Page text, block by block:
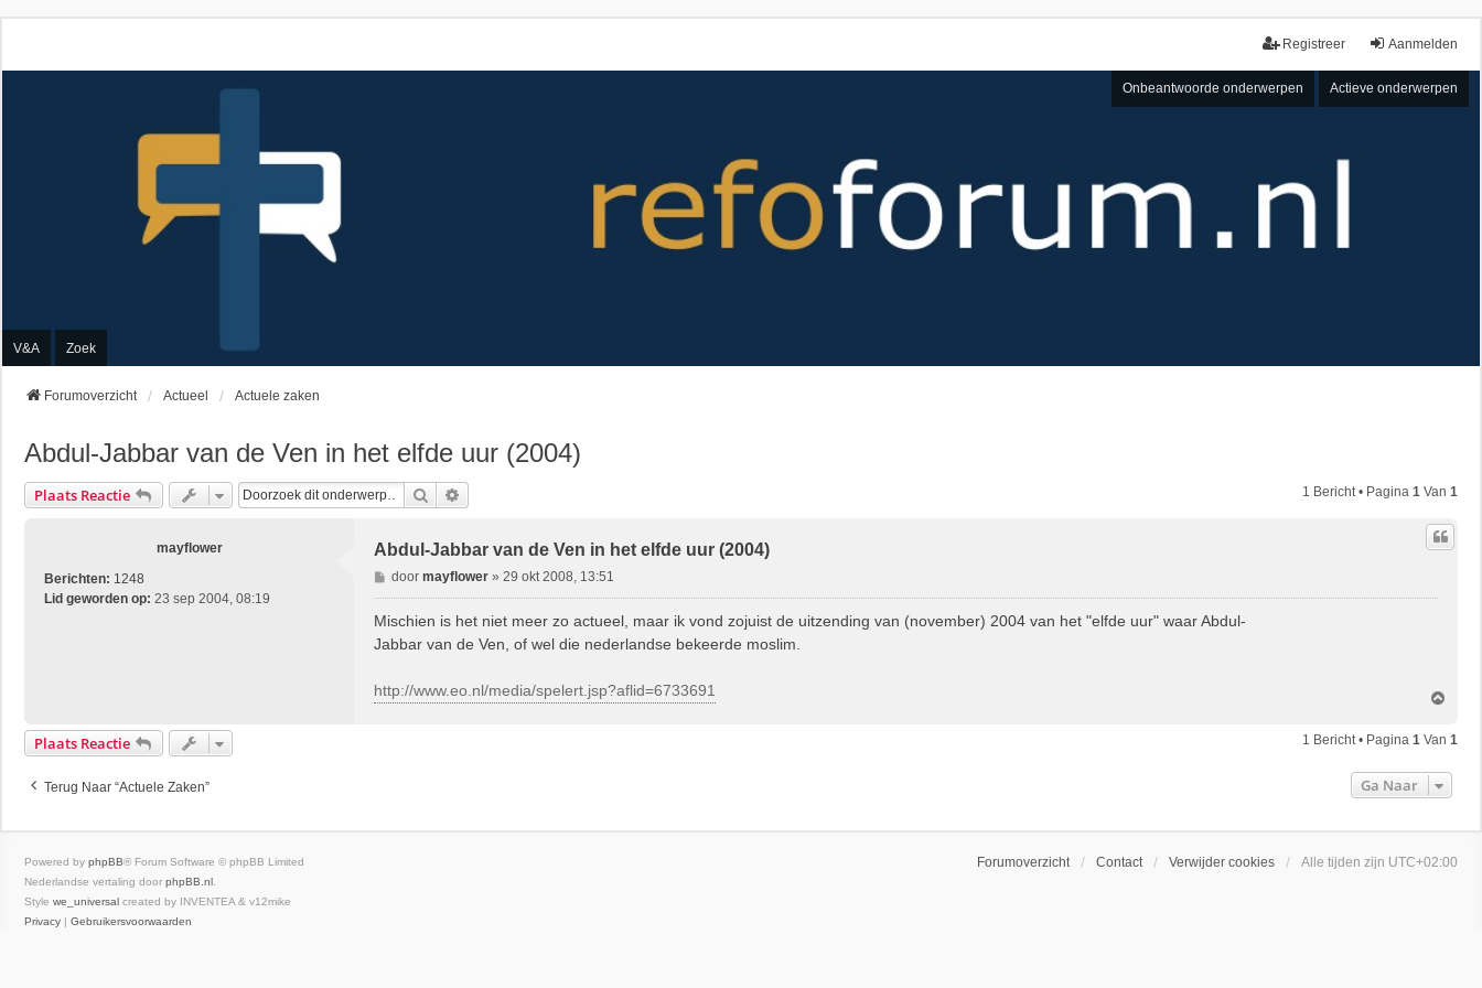
Aanmelden
Registreer
Onbeantwoorde onderwerpen Actieve onderwerpen
V&A Zoek
Forumoverzicht Actueel Actuele zaken
Abdul-Jabbar van de Ven in het elfde uur (2004)
Plaats Reactie Zoek 1 Bericht • Pagina 1 Van 1
mayflower
Berichten: 1248
Lid geworden op: 23 sep 2004, 08:19
Abdul-Jabbar van de Ven in het elfde uur (2004)
B
e
r
c
t
door mayflower» 29 okt 2008, 13:51
Mischien is het niet meer zo actueel, maar ik vond zojuist de uitzending van (november) 2004 van het "elfde uur" waar Abdul-
Jabbar van de Ven, of wel die nederlandse bekeerde moslim.
http://www.eo.nl/media/spelert.jsp?aflid=6733691
h
o
Plaats Reactie 1 Bericht • Pagina 1 Van 1
Terug Naar “Actuele Zaken” Ga Naar
Forumoverzicht Contact Verwijder cookies Alle tijden zijn UTC+02:00
Powered by phpBB® Forum Software © phpBB Limited
Nederlandse vertaling door phpBB.nl
Style we_universal created by INVENTEA & v12mike
Privacy | Gebruikersvoorwaarden